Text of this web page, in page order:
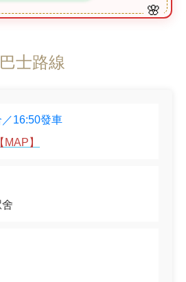
巴士路線
16:50發車
【MAP】